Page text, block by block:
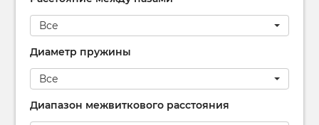
Все
Диаметр пружины
Все
Диапазон межвиткового расстояния